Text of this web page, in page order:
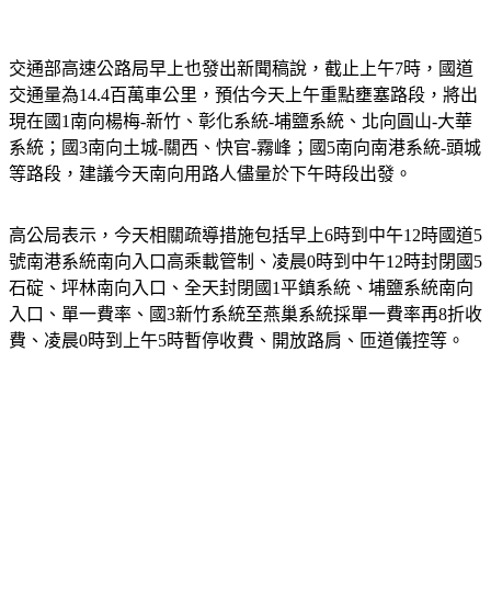
交通部高速公路局早上也發出新聞稿說，截止上午7時，國道
交通量為14.4百萬車公里，預估今天上午重點壅塞路段，將出
現在國1南向楊梅-新竹、彰化系統-埔鹽系統、北向圓山-大華
系統；國3南向土城-關西、快官-霧峰；國5南向南港系統-頭城
等路段，建議今天南向用路人儘量於下午時段出發。
高公局表示，今天相關疏導措施包括早上6時到中午12時國道5
號南港系統南向入口高乘載管制、凌晨0時到中午12時封閉國5
石碇、坪林南向入口、全天封閉國1平鎮系統、埔鹽系統南向
入口、單一費率、國3新竹系統至燕巢系統採單一費率再8折收
費、凌晨0時到上午5時暫停收費、開放路肩、匝道儀控等。